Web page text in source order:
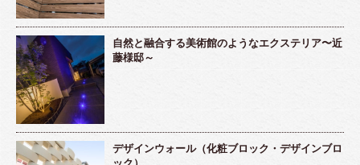
自然と融合する美術館のようなエクステリア〜近
藤様邸～
デザインウォール（化粧ブロック・デザインブロ